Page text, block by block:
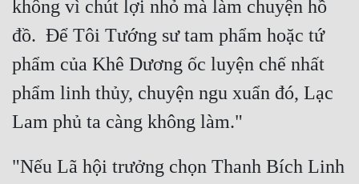
không vì chút lợi nhỏ mà làm chuyện hồ
đồ.  Để Tôi Tướng sư tam phẩm hoặc tứ
phẩm của Khê Dương ốc luyện chế nhất
phẩm linh thủy, chuyện ngu xuẩn đó, Lạc
"Nếu Lã hội trưởng chọn Thanh Bích Linh